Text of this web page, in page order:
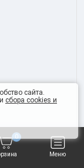
0
Меню
сайта.
сбора cookies и